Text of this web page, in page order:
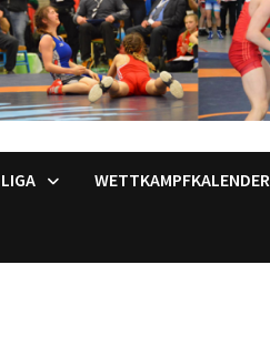
LIGA WETTKAMPFKALENDER